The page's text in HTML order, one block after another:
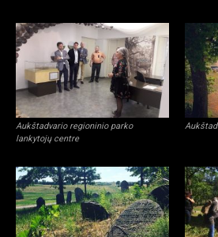
Aukštadvario regioninio parko
lankytojų centre